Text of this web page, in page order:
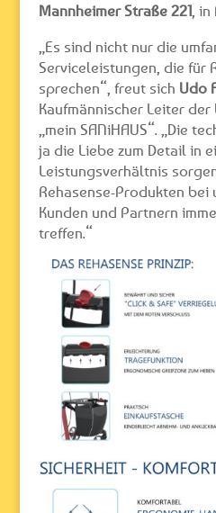
Mannheimer Straße 221, in
„Es sind nicht nur die
Serviceleistungen, die für
sprechen“, freut sich Udo
Kaufmännischer Leiter
„mein SANiHAUS“. „Die
ja die Liebe zum Detail in
Leistungsverhältnis
Rehasense-Produkten bei
Kunden und Partnern
treffen.“